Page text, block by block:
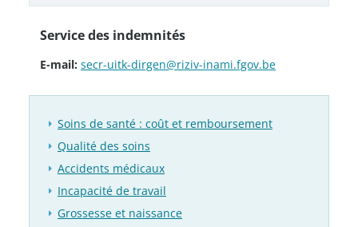
Soins de santé : coût et remboursement
Qualité des soins
Accidents médicaux
Incapacité de travail
Grossesse et naissance
Service des indemnités
E-mail: secr-uitk-dirgen@riziv-inami.fgov.be